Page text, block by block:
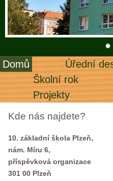
Domů Úřední
Školní rok
Projekty
Kde nás najdete?
10. základní škola Plzeň,
nám. Míru 6,
příspěvková organizace
301 00 Plzeň